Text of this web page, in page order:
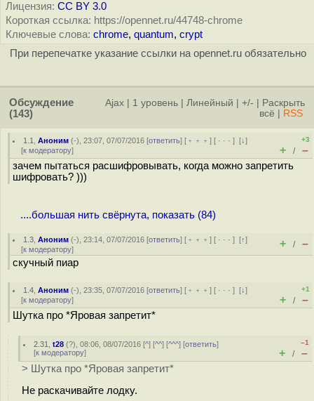
Лицензия: CC BY 3.0
Короткая ссылка: https://opennet.ru/44748-chrome
Ключевые слова: chrome, quantum, crypt
При перепечатке указание ссылки на opennet.ru обязательно
Обсуждение
(143)
Ajax 1 уровень Линейный +/-
Раскрыть
всё
RSS
1.1 ,Аноним (-), 23:07, 07/07/2016 [ответить] [ ﹢﹢﹢] [ · · ·][↓]
[к модератору]
+3
+ / –
зачем пытаться расшифровывать, когда можно запретить
шифровать? )))
....большая нить свёрнута, показать (84)
1.3 ,Аноним (-), 23:14, 07/07/2016 [ответить] [ ﹢﹢﹢] [ · · ·][↑]
[к модератору] + / –
скучный пиар
1.4 ,Аноним (-), 23:35, 07/07/2016 [ответить] [ ﹢﹢﹢] [ · · ·][↓]
[к модератору]
+1
+ / –
Шутка про *Яровая запретит*
2.31 ,t28 (?), 08:06, 08/07/2016 [^] [^^] [^^^] [ответить]
[к модератору]
–1
+ / –
> Шутка про *Яровая запретит*
Не раскачивайте лодку.